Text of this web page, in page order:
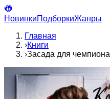
НовинкиПодборкиЖанры
Главная
›Книги
›Засада для чемпиона